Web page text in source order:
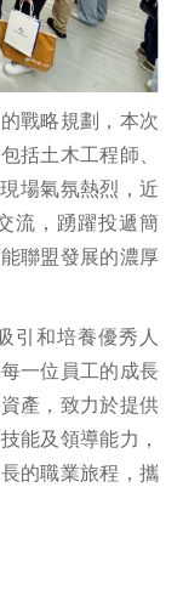
戰略規劃，本次
括土木工程師、
場氣氛熱烈，近
流，踴躍投遞簡
聯盟發展的濃厚
引和培養優秀人
一位員工的成長
產，致力於提供
能及領導能力，
的職業旅程，攜